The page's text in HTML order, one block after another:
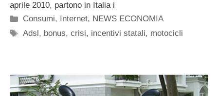
aprile 2010, partono in Italia i
Categorie
Consumi, Internet, NEWS ECONOMIA
Tag
Adsl , bonus,crisi, incentivi statali, motocicli